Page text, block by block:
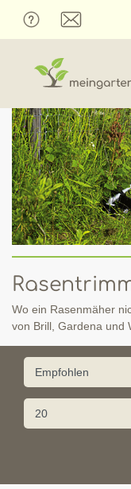
Wo ein Rasenmäher
von Brill, Gardena und